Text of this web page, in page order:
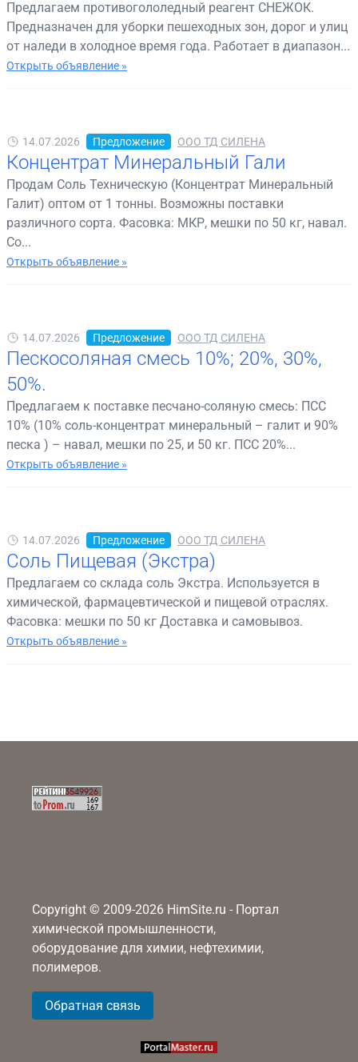
Предлагаем противогололедный реагент СНЕЖОК.
Предназначен для уборки пешеходных зон, дорог и улиц
от наледи в холодное время года. Работает в диапазон...
Открыть объявление »
14.07.2026 Предложение ООО ТД СИЛЕНА
Концентрат Минеральный Гали
Продам Соль Техническую (Концентрат Минеральный
Галит) оптом от 1 тонны. Возможны поставки
различного сорта. Фасовка: МКР, мешки по 50 кг, навал.
Со...
Открыть объявление »
14.07.2026 Предложение ООО ТД СИЛЕНА
Пескосоляная смесь 10%; 20%, 30%,
50%.
Предлагаем к поставке песчано-соляную смесь: ПСС
10% (10% соль-концентрат минеральный – галит и 90%
песка ) – навал, мешки по 25, и 50 кг. ПСС 20%...
Открыть объявление »
14.07.2026 Предложение ООО ТД СИЛЕНА
Соль Пищевая (Экстра)
Предлагаем со склада соль Экстра. Используется в
химической, фармацевтической и пищевой отраслях.
Фасовка: мешки по 50 кг Доставка и самовывоз.
Открыть объявление »
Copyright © 2009-2026 HimSite.ru - Портал
химической промышленности,
оборудование для химии, нефтехимии,
полимеров.
Обратная связь